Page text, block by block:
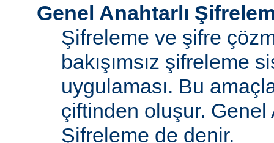
Genel Anahtarlı
Şifreleme ve şifre
bakışımsız şifreleme
uygulaması. Bu
çiftinden oluşur. Genel
Şifreleme de denir.